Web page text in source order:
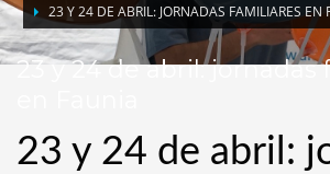
23 Y 24 DE ABRIL: JORNADAS FAMILIARES EN
23 y 24 de abril: jornadas
23 y 24 de abril: